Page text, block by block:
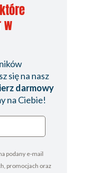
w
się na nasz
darmowy
na Ciebie!
podany e-mail
promocjach oraz